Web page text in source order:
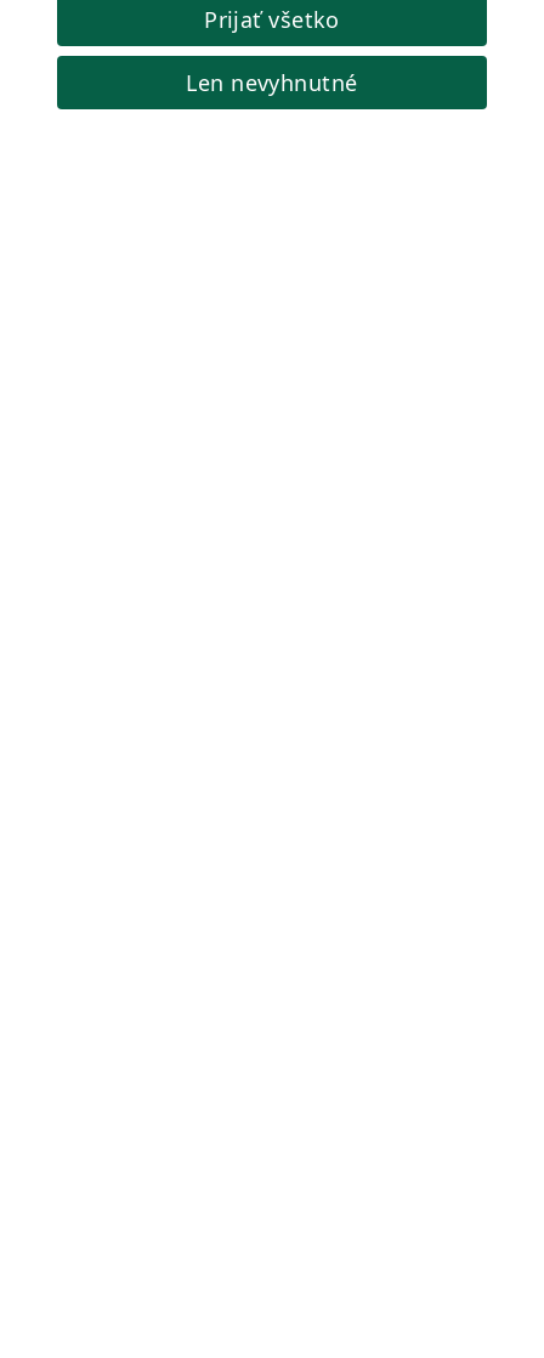
Kód produktu: MG91085
Cena s DPH:29,02 €
🟢 Skladom
Prijať všetko
Len nevyhnutné